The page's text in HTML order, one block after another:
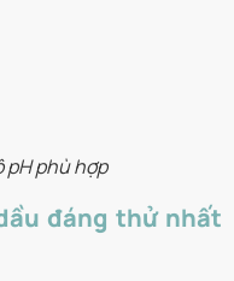
pH phù hợp
đáng thử nhất